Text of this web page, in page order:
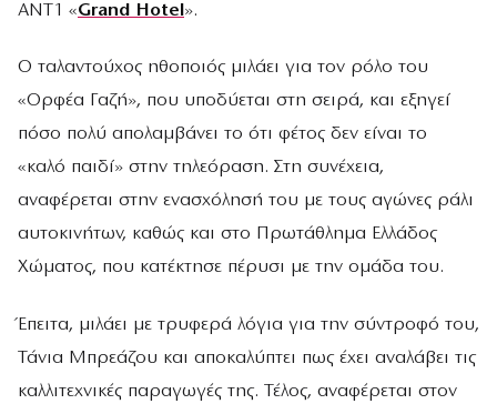
ΑΝΤ1 «Grand Hotel ».
Ο ταλαντούχος ηθοποιός μιλάει για τον ρόλο του
«Ορφέα Γαζή», που υποδύεται στη σειρά, και εξηγεί
πόσο πολύ απολαμβάνει το ότι φέτος δεν είναι το
«καλό παιδί» στην τηλεόραση. Στη συνέχεια,
αναφέρεται στην ενασχόλησή του με τους αγώνες ράλι
αυτοκινήτων, καθώς και στο Πρωτάθλημα Ελλάδος
Χώματος, που κατέκτησε πέρυσι με την ομάδα του.
Έπειτα, μιλάει με τρυφερά λόγια για την σύντροφό του,
Τάνια Μπρεάζου και αποκαλύπτει πως έχει αναλάβει τις
καλλιτεχνικές παραγωγές της. Τέλος, αναφέρεται στον